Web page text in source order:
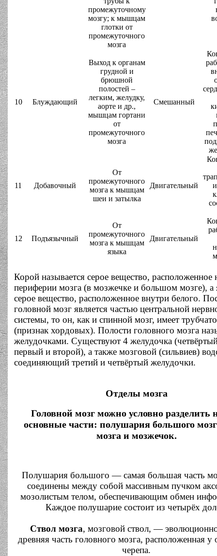
промежуточному
мозгу; к мышцам
глотки от
промежуточного
мозга
10 Блуждающий
Выход к органам
грудной и
брюшной
полостей –
легким, желудку,
аорте и др.,
мышцам гортани
от
промежуточного
мозга
Смешанный
11 Добавочный
От
промежуточного
мозга к мышцам
шеи и затылка
Двигательный
12 Подъязычный
От
промежуточного
мозга к мышцам
языка
Двигательный
Корой называется серое вещество, расположенное
периферии мозга (в мозжечке и большом мозге),
серое вещество, расположенное внутри белого.
головной мозг является частью центральной
системы, то он, как и спинной мозг, имеет
(признак хордовых). Полости головного мозга
желудочками. Существуют 4 желудочка
первый и второй), а также мозговой (сильвиев)
соединяющий третий и четвёртый желудочки.
Отделы мозга
Головной мозг можно условно разделить
основные части: полушария большого
мозга и мозжечок.
Полушария большого — самая большая часть
соединены между собой массивным пучком
мозолистым телом, обеспечивающим обмен
Каждое полушарие состоит из четырёх
Ствол мозга, мозговой ствол, —
древняя часть головного мозга, расположенная у
черепа.